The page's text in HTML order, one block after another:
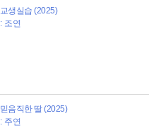
교생실습 (2025)
: 조연
믿음직한 딸 (2025)
: 주연